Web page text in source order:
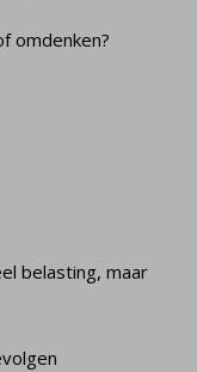
omdenken?
belasting, maar